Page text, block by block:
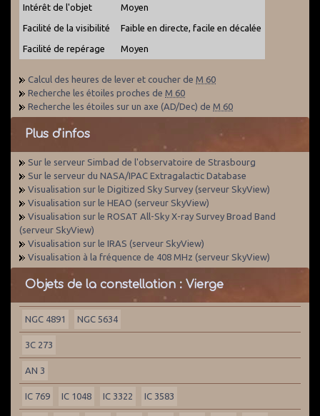
Intérêt de l'objet Moyen
Facilité de la visibilité Faible en directe, facile en décalée
Facilité de repérage Moyen
Calcul des heures de lever et coucher de M 60
Recherche les étoiles proches de M 60
Recherche les étoiles sur un axe (AD/Dec) de M 60
Plus d'infos
Sur le serveur Simbad de l'observatoire de Strasbourg
Sur le serveur du NASA/IPAC Extragalactic Database
Visualisation sur le Digitized Sky Survey (serveur SkyView)
Visualisation sur le HEAO (serveur SkyView)
Visualisation sur le ROSAT All-Sky X-ray Survey Broad Band
(serveur SkyView)
Visualisation sur le IRAS (serveur SkyView)
Visualisation à la fréquence de 408 MHz (serveur SkyView)
Objets de la constellation : Vierge
NGC 4891 NGC 5634
3C 273
AN 3
IC 769 IC 1048 IC 3322 IC 3583